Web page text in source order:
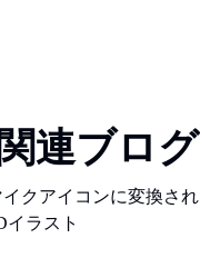
関連ブログ